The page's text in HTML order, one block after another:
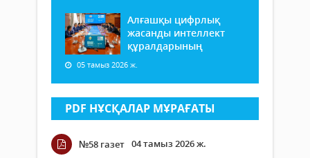
Алғашқы цифрлық
жасанды интеллект
құралдарының
05 тамыз 2026 ж.
PDF НҰСҚАЛАР МҰРАҒАТЫ
№58 газет 04 тамыз 2026 ж.